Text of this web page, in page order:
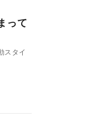
って
スタイ